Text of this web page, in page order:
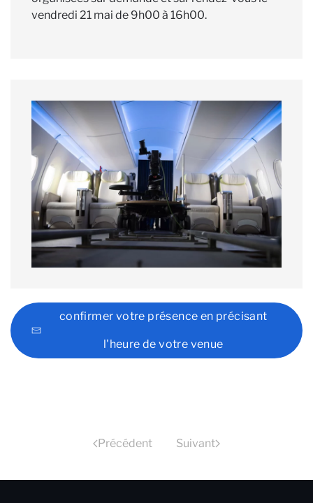
vendredi 21 mai de 9h00 à 16h00.
confirmer votre présence en précisant
l'heure de votre venue
Précédent Suivant